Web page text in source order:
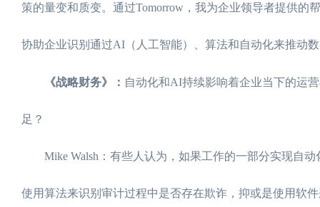
策的量变和质变。通过Tomorrow，我为企业领导者提供
协助企业识别通过AI（人工智能）、算法和自动化来推动
《战略财务》： 自动化和AI持续影响着企业当下的运
足？
Mike Walsh：有些人认为，如果工作的一部分实现自动
使用算法来识别审计过程中是否存在欺诈，抑或是使用软